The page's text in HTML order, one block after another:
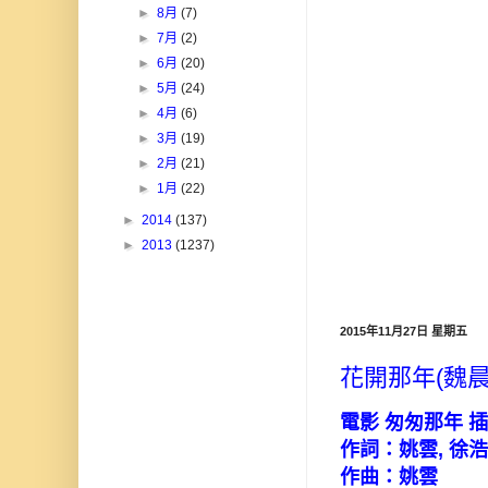
2015年11月27日 星期五
花開那年(魏
電影 匆匆那年
作詞：姚雲, 徐
作曲：姚雲
►8月(7)
►7月(2)
►6月(20)
►5月(24)
►4月(6)
►3月(19)
►2月(21)
► 1月(22)
► 2014 (137)
► 2013 (1237)